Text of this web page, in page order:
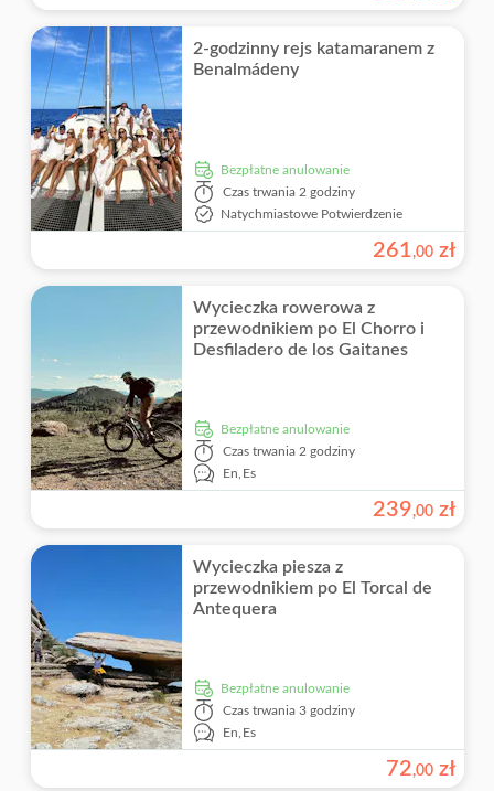
2-godzinny rejs katamaranem z
Benalmádeny
Bezpłatne anulowanie
Czas trwania 2 godziny
Natychmiastowe Potwierdzenie
261,00 zł
Wycieczka rowerowa z
przewodnikiem po El Chorro i
Desfiladero de los Gaitanes
Bezpłatne anulowanie
Czas trwania 2 godziny
En,Es
239,00 zł
Wycieczka piesza z
przewodnikiem po El Torcal de
Antequera
Bezpłatne anulowanie
Czas trwania 3 godziny
En,Es
72,00 zł